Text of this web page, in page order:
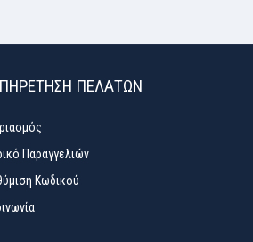
ΠΕΛΑΤΏΝ
Παραγγελιών
Κωδικού